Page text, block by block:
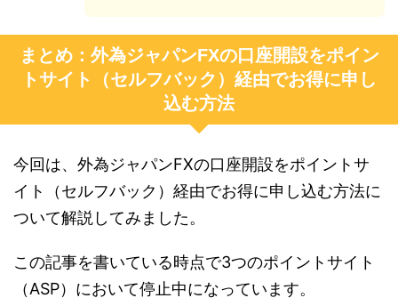
まとめ：外為ジャパンFXの口座開設をポイン
トサイト（セルフバック）経由でお得に申し
込む方法
今回は、外為ジャパンFXの口座開設をポイントサ
イト（セルフバック）経由でお得に申し込む方法に
ついて解説してみました。
この記事を書いている時点で3つのポイントサイト
（ASP）において停止中になっています。